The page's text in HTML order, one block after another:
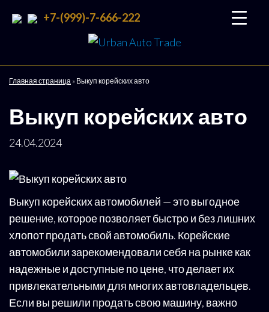
+7-(999)-7-666-222
Главная страница » Выкуп корейских авто
Выкуп корейских авто
24.04.2024
Выкуп корейских автомобилей — это выгодное
решение, которое позволяет быстро и без лишних
хлопот продать свой автомобиль. Корейские
автомобили зарекомендовали себя на рынке как
надежные и доступные по цене, что делает их
привлекательными для многих автовладельцев.
Если вы решили продать свою машину, важно